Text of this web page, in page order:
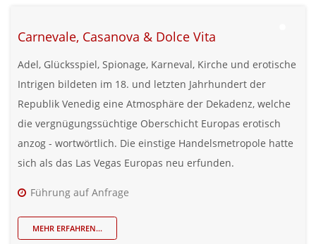
Carnevale, Casanova & Dolce Vita
Adel, Glücksspiel, Spionage, Karneval, Kirche und erotische
Intrigen bildeten im 18. und letzten Jahrhundert der
Republik Venedig eine Atmosphäre der Dekadenz, welche
die vergnügungssüchtige Oberschicht Europas erotisch
anzog - wortwörtlich. Die einstige Handelsmetropole hatte
sich als das Las Vegas Europas neu erfunden.
Führung auf Anfrage
MEHR ERFAHREN...